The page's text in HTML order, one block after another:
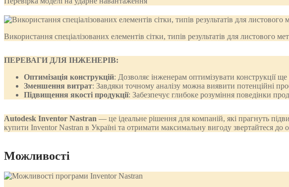
Використання спеціалізованих елементів сітки, типів результатів для листового
ПЕРЕВАГИ ДЛЯ ІНЖЕНЕРІВ:
Оптимізація конструкцій: Дозволяє інженерам оптимізувати конструкції
Зменшення витрат: Завдяки точному аналізу можна виявити потенційні
Підвищення якості продукції: Забезпечує глибоке розуміння поведінки
Autodesk Inventor Nastran — це ідеальне рішення для компаній, які прагнуть
купити Inventor Nastran в Україні та отримати максимальну вигоду звертайтеся до
Можливості